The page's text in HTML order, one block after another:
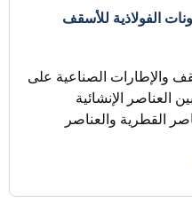
الفولاذية للأسقف
والإطارات الصناعية على
العناصر الإنشائية
القطرية والعناصر